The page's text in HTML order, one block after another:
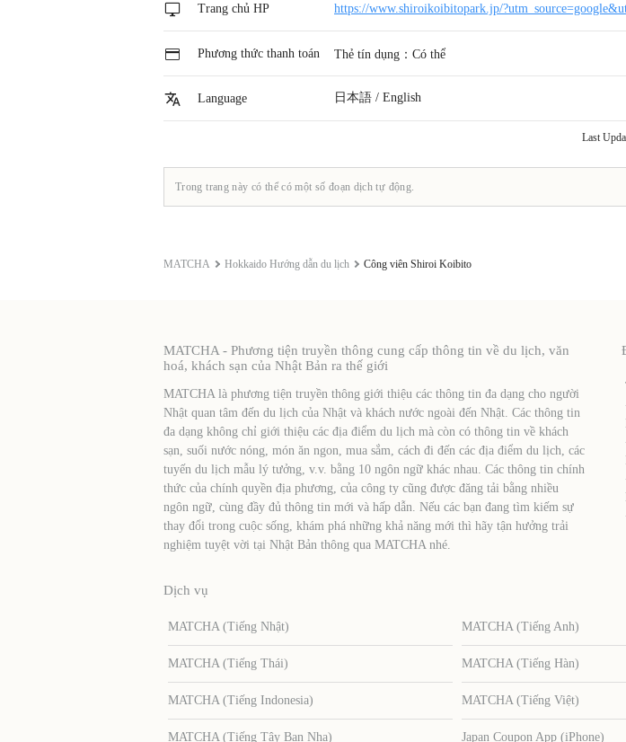
Trang chủ HP https://www.shiroikoibitopark.jp/
Phương thức thanh toán Thẻ tín dụng：Có thể
Language 日本語 / English
Last
Trong trang này có thể có một số đoạn dịch tự động.
MATCHA Hokkaido Hướng dẫn du lịch Công viên Shiroi Koibito
MATCHA - Phương tiện truyền thông cung cấp thông tin về du lịch, văn
hoá, khách sạn của Nhật Bản ra thế giới
MATCHA là phương tiện truyền thông giới thiệu các thông tin đa dạng cho người
Nhật quan tâm đến du lịch của Nhật và khách nước ngoài đến Nhật. Các thông tin
đa dạng không chỉ giới thiệu các địa điểm du lịch mà còn có thông tin về khách
sạn, suối nước nóng, món ăn ngon, mua sắm, cách đi đến các địa điểm du lịch, các
tuyến du lịch mẫu lý tưởng, v.v. bằng 10 ngôn ngữ khác nhau. Các thông tin chính
thức của chính quyền địa phương, của công ty cũng được đăng tải bằng nhiều
ngôn ngữ, cùng đầy đủ thông tin mới và hấp dẫn. Nếu các bạn đang tìm kiếm sự
thay đổi trong cuộc sống, khám phá những khả năng mới thì hãy tận hưởng trải
nghiệm tuyệt vời tại Nhật Bản thông qua MATCHA nhé.
Dịch vụ
MATCHA (Tiếng Nhật) MATCHA (Tiếng Anh)
MATCHA (Tiếng Thái) MATCHA (Tiếng Hàn)
MATCHA (Tiếng Indonesia) MATCHA (Tiếng Việt)
MATCHA (Tiếng Tây Ban Nha) Japan Coupon App (iPhone)